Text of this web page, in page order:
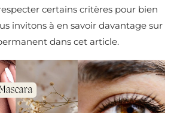
certains critères pour bien
invitons à en savoir davantage sur
dans cet article.